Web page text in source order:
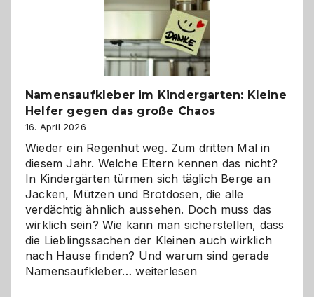
ist
eine
Hundepension
die
richtige
Namensaufkleber im Kindergarten: Kleine
Helfer gegen das große Chaos
16. April 2026
Wieder ein Regenhut weg. Zum dritten Mal in
diesem Jahr. Welche Eltern kennen das nicht?
In Kindergärten türmen sich täglich Berge an
Jacken, Mützen und Brotdosen, die alle
verdächtig ähnlich aussehen. Doch muss das
wirklich sein? Wie kann man sicherstellen, dass
die Lieblingssachen der Kleinen auch wirklich
nach Hause finden? Und warum sind gerade
Namensaufkleber…Namensaufkleber
weiterlesen